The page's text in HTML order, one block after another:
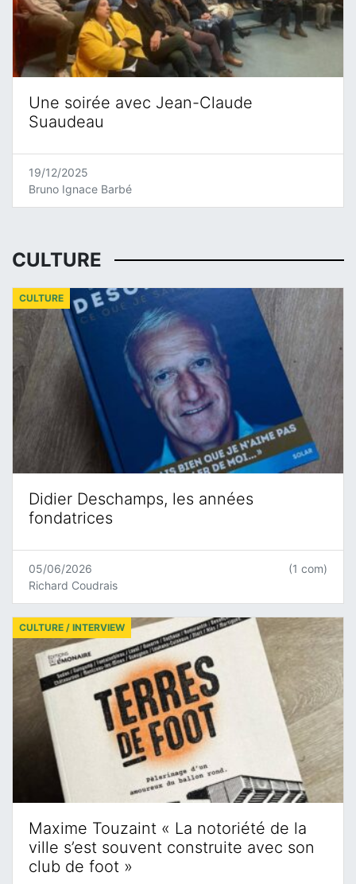
Une soirée avec Jean-Claude
Suaudeau
19/12/2025
Bruno Ignace Barbé
CULTURE
Didier Deschamps, les années
fondatrices
CULTURE
05/06/2026
Richard Coudrais
(1 com)
Maxime Touzaint « La notoriété de la
ville s’est souvent construite avec son
club de foot »
CULTURE / INTERVIEW